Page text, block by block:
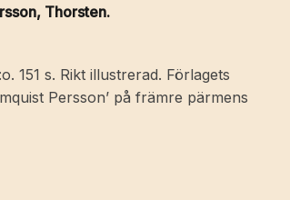
Thorsten.
151 s. Rikt illustrerad. Förlagets
Persson’ på främre pärmens